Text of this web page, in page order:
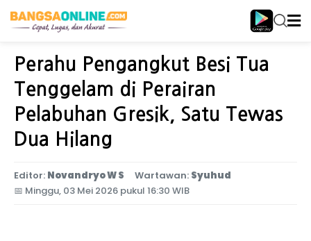
Home Jawa Timur
Perahu Pengangkut Besi Tua
Tenggelam di Perairan
Pelabuhan Gresik, Satu Tewas
Dua Hilang
Editor: Novandryo W S Wartawan: Syuhud
📅 Minggu, 03 Mei 2026 pukul 16:30 WIB